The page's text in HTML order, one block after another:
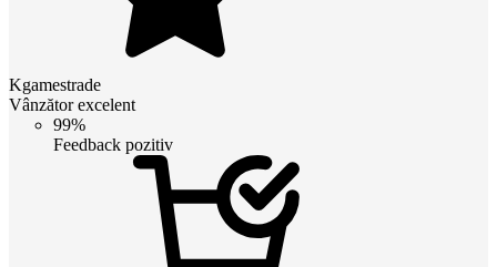
Kgamestrade
Vânzător excelent
99%
Feedback pozitiv